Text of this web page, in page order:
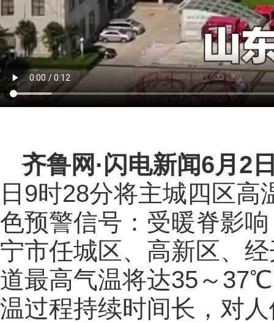
齐鲁网 ·闪电新闻6月2
日9时28分将主城四区
色预警信号：受暖脊影
宁市任城区、高新区、
道最高气温将达35～
温过程持续时间长，对